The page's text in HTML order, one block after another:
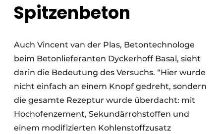
Spitzenbeton
Auch Vincent van der Plas, Betontechnologe
beim Betonlieferanten Dyckerhoff Basal, sieht
darin die Bedeutung des Versuchs. “Hier wurde
nicht einfach an einem Knopf gedreht, sondern
die gesamte Rezeptur wurde überdacht: mit
Hochofenzement, Sekundärrohstoffen und
einem modifizierten Kohlenstoffzusatz